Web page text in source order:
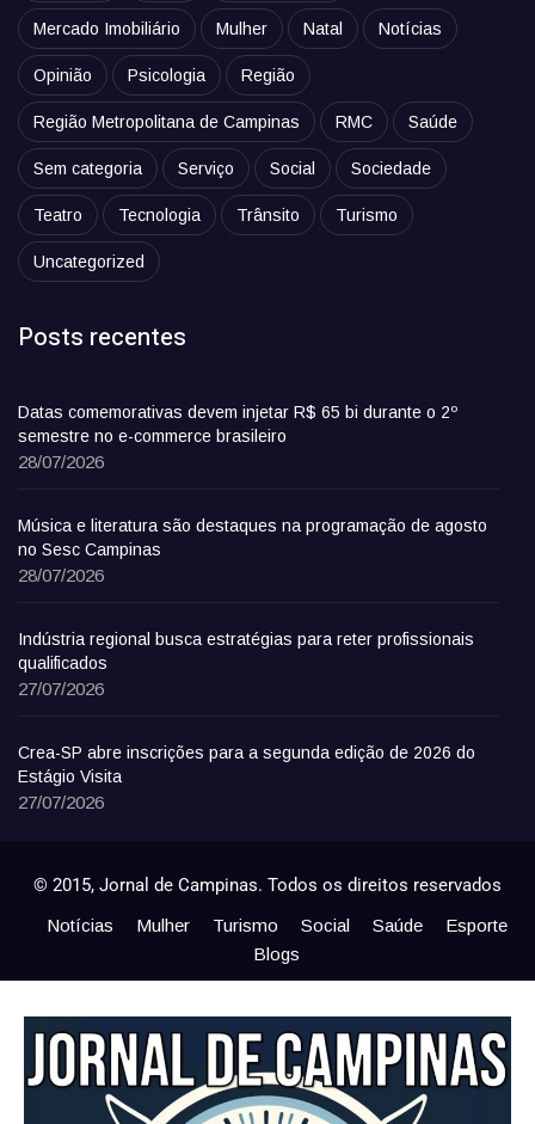
Mercado Imobiliário Mulher Natal Notícias
Opinião Psicologia Região
Região Metropolitana de Campinas RMC Saúde
Sem categoria Serviço Social Sociedade
Teatro Tecnologia Trânsito Turismo
Uncategorized
Posts recentes
Datas comemorativas devem injetar R$ 65 bi durante o 2º
semestre no e-commerce brasileiro
28/07/2026
Música e literatura são destaques na programação de agosto
no Sesc Campinas
28/07/2026
Indústria regional busca estratégias para reter profissionais
qualificados
27/07/2026
Crea-SP abre inscrições para a segunda edição de 2026 do
Estágio Visita
27/07/2026
© 2015, Jornal de Campinas. Todos os direitos reservados
Notícias Mulher Turismo Social Saúde
Esporte
Blogs